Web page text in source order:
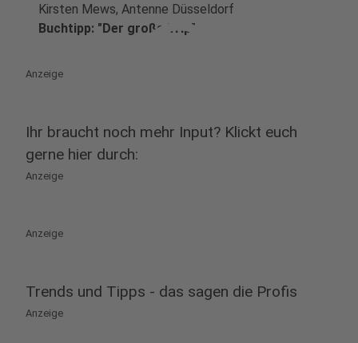
play_circle
Kirsten Mews, Antenne Düsseldorf
Buchtipp: "Der große Trip"
Anzeige
Ihr braucht noch mehr Input? Klickt euch
gerne hier durch:
Anzeige
Anzeige
Trends und Tipps - das sagen die Profis
Anzeige